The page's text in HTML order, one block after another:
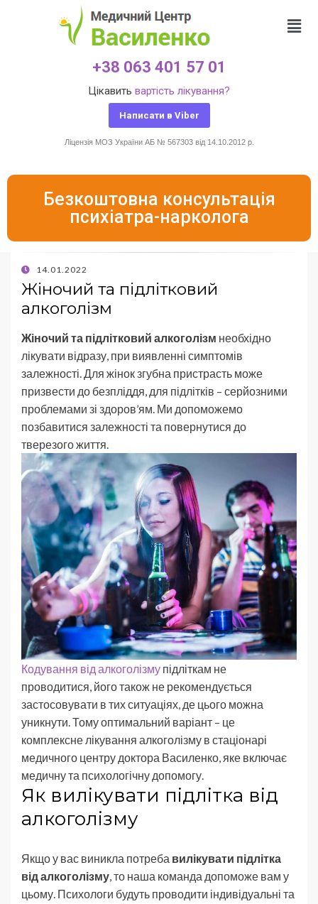
+38 063 401 57 01
Цікавить вартість лікування?
Написати в Viber
Ліцензія МОЗ України АБ № 567303 від 14.10.2012 р.
Безкоштовна консультація
психіатра-нарколога
14.01.2022
Жіночий та підлітковий
алкоголізм
Жіночий та підлітковий алкоголізм необхідно
лікувати відразу, при виявленні симптомів
залежності. Для жінок згубна пристрасть може
призвести до безпліддя, для підлітків – серйозними
проблемами зі здоров’ям. Ми допоможемо
позбавитися залежності та повернутися до
тверезого життя.
Кодування від алкоголізму підліткам не
проводитися, його також не рекомендується
застосовувати в тих ситуаціях, де цього можна
уникнути. Тому оптимальний варіант – це
комплексне лікування алкоголізму в стаціонарі
медичного центру доктора Василенко, яке включає
медичну та психологічну допомогу.
Як вилікувати підлітка від
алкоголізму
Якщо у вас виникла потреба вилікувати підлітка
від алкоголізму, то наша команда допоможе вам у
цьому. Психологи будуть проводити індивідуальні та